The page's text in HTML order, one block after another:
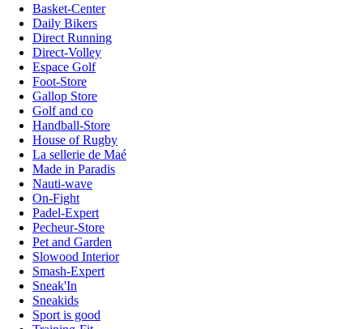
Basket-Center
Daily Bikers
Direct Running
Direct-Volley
Espace Golf
Foot-Store
Gallop Store
Golf and co
Handball-Store
House of Rugby
La sellerie de Maé
Made in Paradis
Nauti-wave
On-Fight
Padel-Expert
Pecheur-Store
Pet and Garden
Slowood Interior
Smash-Expert
Sneak'In
Sneakids
Sport is good